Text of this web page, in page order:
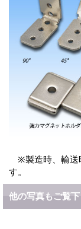
※製造時、輸送
す。
他の写真もご覧